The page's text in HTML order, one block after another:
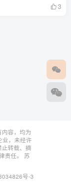
3
容，均为
业，未经许
转载、摘
责任。 苏
号-3